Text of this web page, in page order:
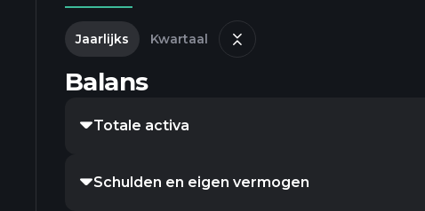
Jaarlijks Kwartaal
Balans
Totale activa
Schulden en eigen vermogen